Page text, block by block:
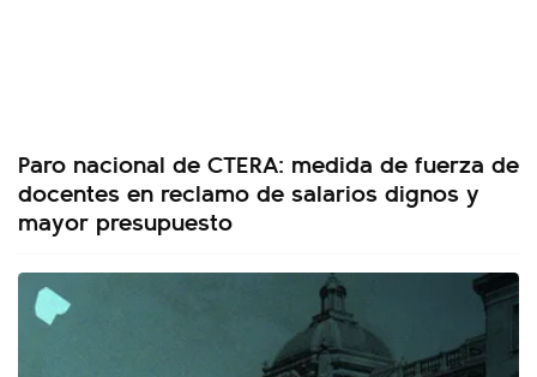
Paro nacional de CTERA: medida de fuerza de
docentes en reclamo de salarios dignos y
mayor presupuesto